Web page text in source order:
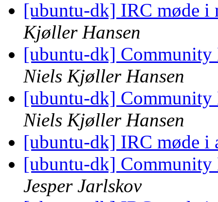
[ubuntu-dk] IRC møde i
Kjøller Hansen
[ubuntu-dk] Community
Niels Kjøller Hansen
[ubuntu-dk] Community
Niels Kjøller Hansen
[ubuntu-dk] IRC møde i
[ubuntu-dk] Community
Jesper Jarlskov